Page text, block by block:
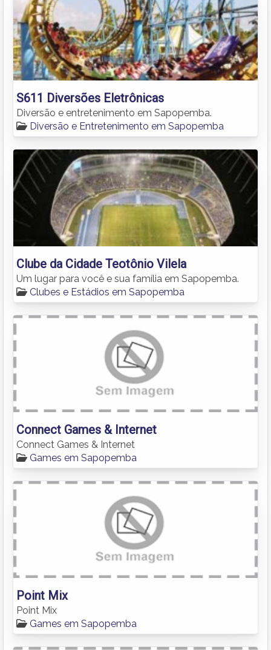
S611 Diversões Eletrônicas
Diversão e entretenimento em Sapopemba.
Diversão e Entretenimento em Sapopemba
Clube da Cidade Teotônio Vilela
Um lugar para você e sua família em Sapopemba.
Clubes e Estádios em Sapopemba
Connect Games & Internet
Connect Games & Internet
Games em Sapopemba
Point Mix
Point Mix
Games em Sapopemba